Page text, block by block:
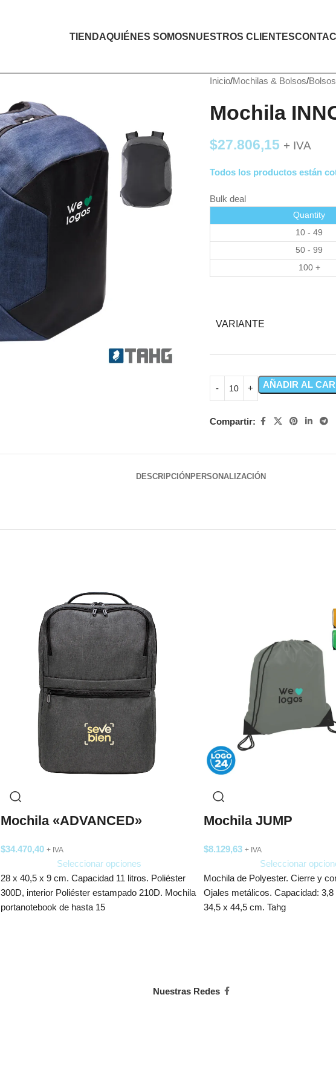
TIENDAQUIÉNES SOMOS NUESTROS CLIENTES
Inicio Mochilas & Bolsos
Mochila
$27.806,15 + IVA
Todos los productos están
Bulk deal
Quantity
10 - 49
50 - 99
100 +
VARIANTE
AÑADIR AL
Compartir:
DESCRIPCIÓN PERSONALIZACIÓN
Mochila «ADVANCED»
$34.470,40 + IVA
Seleccionar opciones
28 x 40,5 x 9 cm. Capacidad 11 litros. Poliéster
300D, interior Poliéster estampado 210D. Mochila
portanotebook de hasta 15
Mochila JUMP
$8.129,63 + IVA
Seleccionar
Mochila de Polyester. Cierre y
Ojales metálicos. Capacidad:
34,5 x 44,5 cm. Tahg
Nuestras Redes